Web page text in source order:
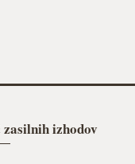
izhodov